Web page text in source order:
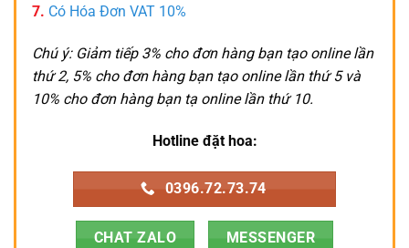
7. Có Hóa Đơn VAT 10%
Chú ý: Giảm tiếp 3% cho đơn hàng bạn tạo online lần
thứ 2, 5% cho đơn hàng bạn tạo online lần thứ 5 và
10% cho đơn hàng bạn tạ online lần thứ 10.
Hotline đặt hoa:
0396.72.73.74
CHAT ZALO MESSENGER